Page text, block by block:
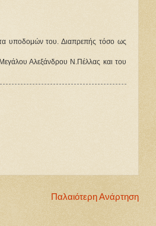
υποδομών του. Διαπρεπής τόσο ως
Αλεξάνδρου Ν.Πέλλας και του
Παλαιότερη Ανάρτηση